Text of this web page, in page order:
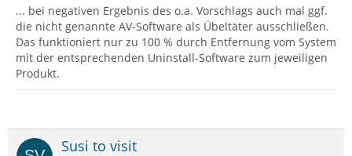
... bei negativen Ergebnis des o.a. Vorschlags auch mal ggf.
die nicht genannte AV-Software als Übeltäter ausschließen.
Das funktioniert nur zu 100 % durch Entfernung vom System
mit der entsprechenden Uninstall-Software zum jeweiligen
Produkt.
Susi to visit